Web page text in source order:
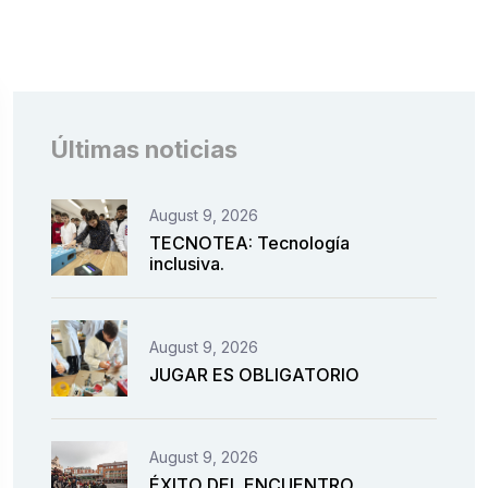
Últimas noticias
August 9, 2026
TECNOTEA: Tecnología
inclusiva.
August 9, 2026
JUGAR ES OBLIGATORIO
August 9, 2026